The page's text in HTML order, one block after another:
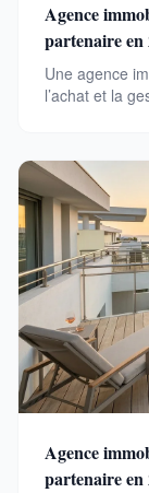
Agence
partenaire en
Une agence
l’achat et la
Agence
partenaire en